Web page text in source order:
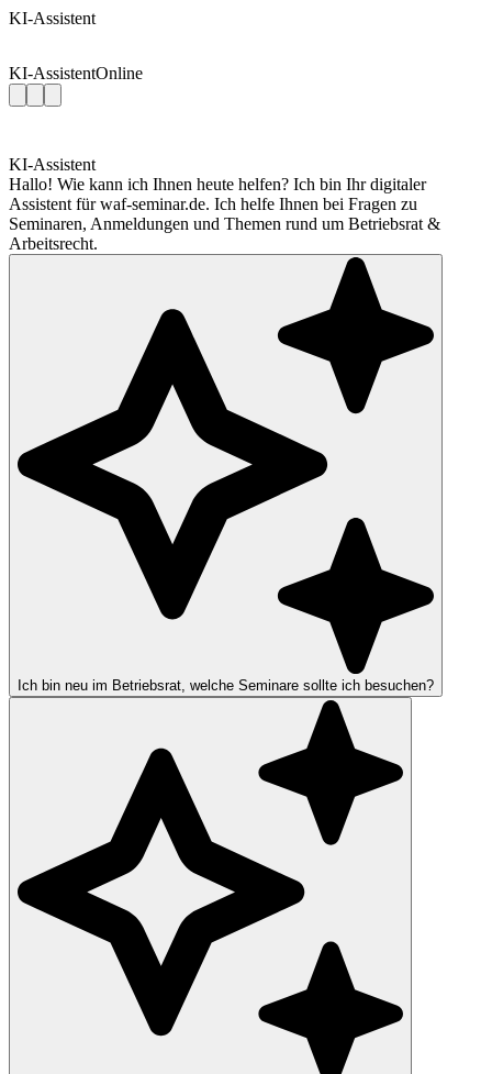
KI-Assistent
KI-AssistentOnline
KI-Assistent
Hallo! Wie kann ich Ihnen heute helfen? Ich bin Ihr digitaler
Assistent für waf-seminar.de. Ich helfe Ihnen bei Fragen zu
Seminaren, Anmeldungen und Themen rund um Betriebsrat &
Arbeitsrecht.
Ich bin neu im Betriebsrat, welche Seminare sollte ich besuchen?